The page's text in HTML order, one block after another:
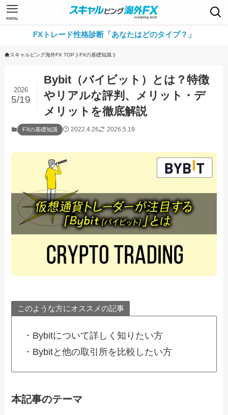
menu
FXトレード性格診断「あなたはどのタイプ？」
スキャルピング海外FX TOP FXの基礎知識
Bybit（バイビット）とは？特徴
やリアルな評判、メリット・デ
メリットを徹底解説
2026
5/19
FXの基礎知識 2022.4.26 2026.5.19
このような方にオススメの記事
・Bybitについて詳しく知りたい方
・Bybitと他の取引所を比較したい方
本記事のテーマ